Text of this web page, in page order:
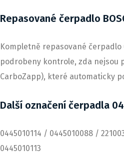
Repasované čerpadlo
Kompletně repasované čerpadlo
podrobeny kontrole, zda nejsou
CarboZapp), které automaticky
Další označení čerpadla
0445010114 / 0445010088 /
0445010113